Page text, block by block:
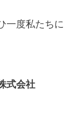
一度私たちに
式会社